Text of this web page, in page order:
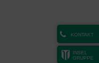
KONTAKT
INSEL
GRUPPE